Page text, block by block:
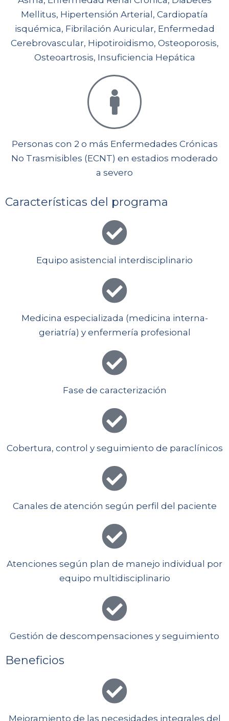
Mellitus, Hipertensión Arterial, Cardiopatía
isquémica, Fibrilación Auricular, Enfermedad
Cerebrovascular, Hipotiroidismo, Osteoporosis,
Osteoartrosis, Insuficiencia Hepática
Personas con 2 o más Enfermedades Crónicas
No Trasmisibles (ECNT) en estadios moderado
a severo
Características del programa
Equipo asistencial interdisciplinario
Medicina especializada (medicina interna-
geriatría) y enfermería profesional
Fase de caracterización
Cobertura, control y seguimiento de paraclínicos
Canales de atención según perfil del paciente
Atenciones según plan de manejo individual por
equipo multidisciplinario
Gestión de descompensaciones y seguimiento
Beneficios
Mejoramiento de las necesidades integrales del